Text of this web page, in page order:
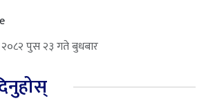
२०८२ पुस २३ गते बुधबार